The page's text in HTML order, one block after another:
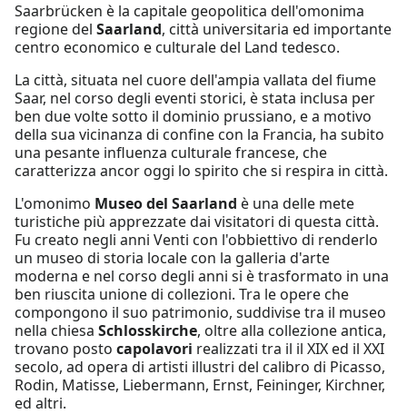
Saarbrücken è la capitale geopolitica dell'omonima
regione del Saarland, città universitaria ed importante
centro economico e culturale del Land tedesco.
La città, situata nel cuore dell'ampia vallata del fiume
Saar, nel corso degli eventi storici, è stata inclusa per
ben due volte sotto il dominio prussiano, e a motivo
della sua vicinanza di confine con la Francia, ha subito
una pesante influenza culturale francese, che
caratterizza ancor oggi lo spirito che si respira in città.
L'omonimo Museo del Saarland è una delle mete
turistiche più apprezzate dai visitatori di questa città.
Fu creato negli anni Venti con l'obbiettivo di renderlo
un museo di storia locale con la galleria d'arte
moderna e nel corso degli anni si è trasformato in una
ben riuscita unione di collezioni. Tra le opere che
compongono il suo patrimonio, suddivise tra il museo
nella chiesa Schlosskirche, oltre alla collezione antica,
trovano posto capolavori realizzati tra il il XIX ed il XXI
secolo, ad opera di artisti illustri del calibro di Picasso,
Rodin, Matisse, Liebermann, Ernst, Feininger, Kirchner,
ed altri.